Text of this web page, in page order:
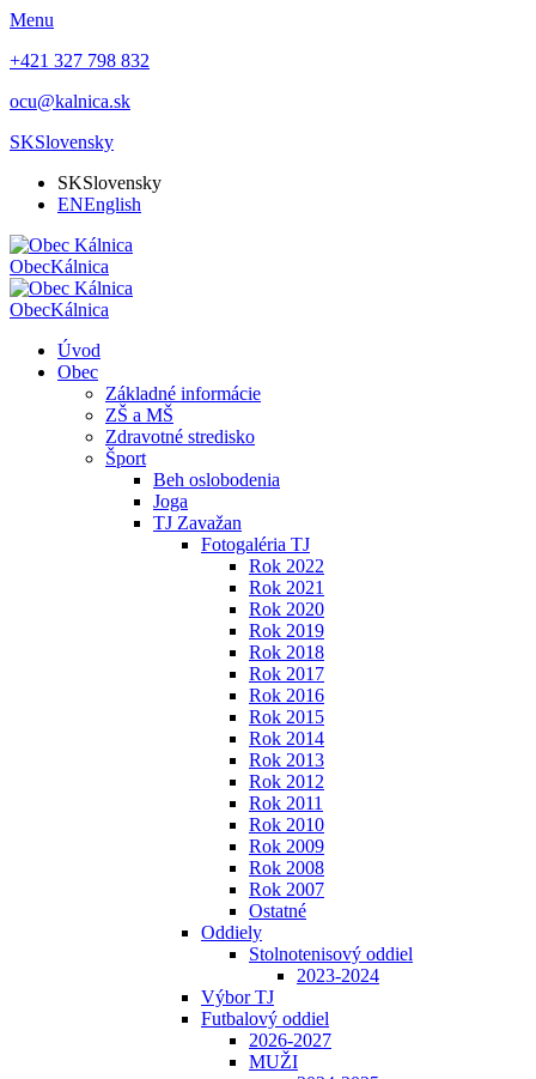
Menu
+421 327 798 832
ocu@kalnica.sk
SKSlovensky
SKSlovensky
ENEnglish
ObecKálnica
ObecKálnica
Úvod
Obec
Základné informácie
ZŠ a MŠ
Zdravotné stredisko
Šport
Beh oslobodenia
Joga
TJ Zavažan
Fotogaléria TJ
Rok 2022
Rok 2021
Rok 2020
Rok 2019
Rok 2018
Rok 2017
Rok 2016
Rok 2015
Rok 2014
Rok 2013
Rok 2012
Rok 2011
Rok 2010
Rok 2009
Rok 2008
Rok 2007
Ostatné
Oddiely
Stolnotenisový oddiel
2023-2024
Výbor TJ
Futbalový oddiel
2026-2027
MUŽI